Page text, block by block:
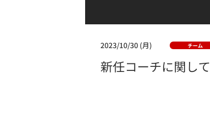
2023/10/30 (月) チーム
新任コーチに関して